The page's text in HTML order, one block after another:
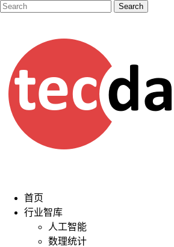
首页
行业智库
人工智能
数理统计